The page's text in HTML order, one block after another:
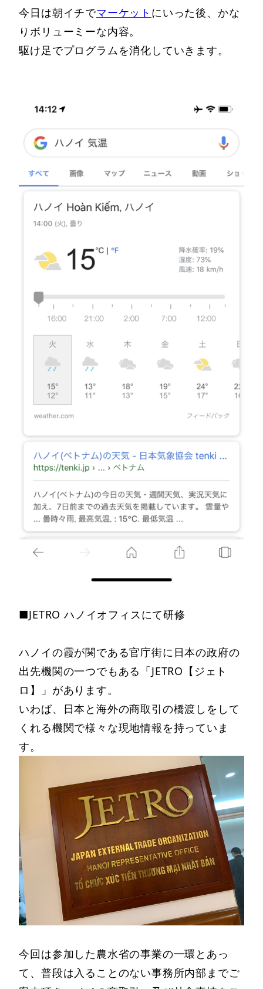
今日は朝イチでマーケット にいった後、かな
りボリューミーな内容。
駆け足でプログラムを消化していきます。
■JETRO ハノイオフィスにて研修
ハノイの霞が関である官庁街に日本の政府の
出先機関の一つでもある「JETRO【ジェト
ロ】」があります。
いわば、日本と海外の商取引の橋渡しをして
くれる機関で様々な現地情報を持っていま
す。
今回は参加した農水省の事業の一環とあっ
て、普段は入ることのない事務所内部までご